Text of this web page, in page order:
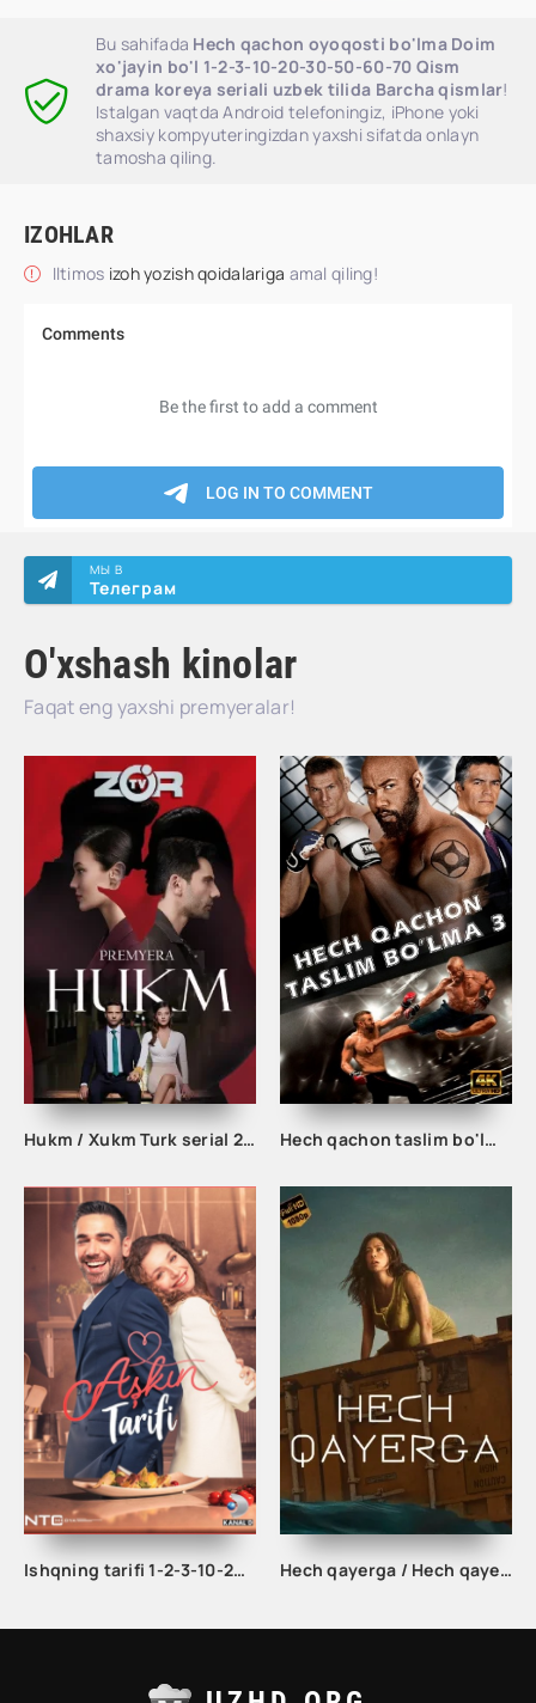
Bu sahifada Hech qachon oyoqosti bo'lma Doim
xo'jayin bo'l 1-2-3-10-20-30-50-60-70 Qism
drama koreya seriali uzbek tilida Barcha qismlar!
Istalgan vaqtda Android telefoningiz, iPhone yoki
shaxsiy kompyuteringizdan yaxshi sifatda onlayn
tamosha qiling.
IZOHLAR
Iltimos izoh yozish qoidalariga amal qiling!
O'xshash kinolar
Faqat eng yaxshi premyeralar!
МЫ В
Телеграм
Hukm / Xukm Turk serial 203. 204. 205. 206. 207. 208. 209. 210. 211. 212. 213. 214. 215 Qism Uzbek tilida Hukim Xukim Barcha qismlari Hech qachon taslim bo'lma 3
Ishqning tarifi 1-2-3-10-20-30-40-50-60-70-100 qism turk serial Uzbek tilida Barcha qismlar Hech qayerga / Hech qayerda Uzbek tilida 2023 Tarjima kino HD skachat